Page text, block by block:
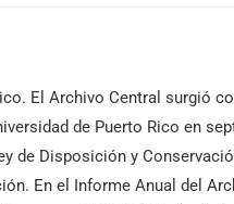
El Archivo Central surgió
de Puerto Rico en
de Disposición y
En el Informe Anual del